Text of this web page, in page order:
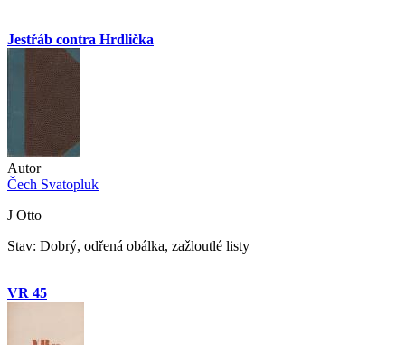
Jestřáb contra Hrdlička
Autor
Čech Svatopluk
J Otto
Stav: Dobrý, odřená obálka, zažloutlé listy
VR 45